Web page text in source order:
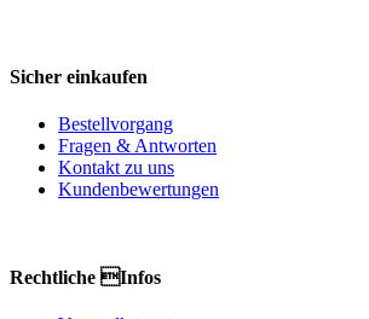
Sicher einkaufen
Bestellvorgang
Fragen & Antworten
Kontakt zu uns
Kundenbewertungen
Rechtliche Infos